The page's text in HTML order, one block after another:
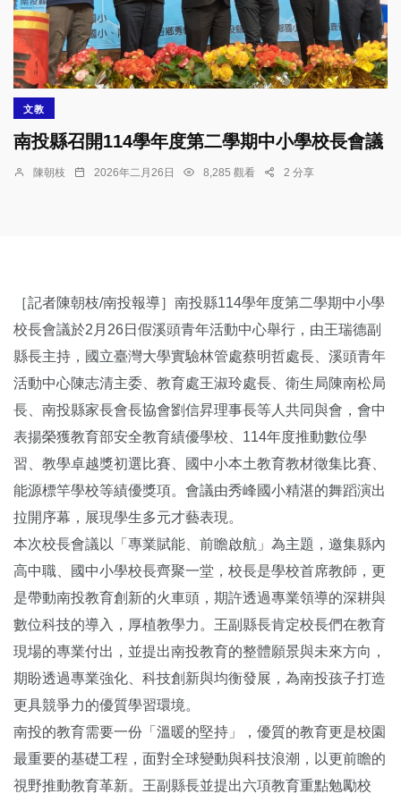
文教
南投縣召開114學年度第二學期中小學校長會議
陳朝枝 2026年二月26日 8,285 觀看 2 分享
［記者陳朝枝/南投報導］南投縣114學年度第二學期中小學
校長會議於2月26日假溪頭青年活動中心舉行，由王瑞德副
縣長主持，國立臺灣大學實驗林管處蔡明哲處長、溪頭青年
活動中心陳志清主委、教育處王淑玲處長、衛生局陳南松局
長、南投縣家長會長協會劉信昇理事長等人共同與會，會中
表揚榮獲教育部安全教育績優學校、114年度推動數位學
習、教學卓越獎初選比賽、國中小本土教育教材徵集比賽、
能源標竿學校等績優獎項。會議由秀峰國小精湛的舞蹈演出
拉開序幕，展現學生多元才藝表現。
本次校長會議以「專業賦能、前瞻啟航」為主題，邀集縣內
高中職、國中小學校長齊聚一堂，校長是學校首席教師，更
是帶動南投教育創新的火車頭，期許透過專業領導的深耕與
數位科技的導入，厚植教學力。王副縣長肯定校長們在教育
現場的專業付出，並提出南投教育的整體願景與未來方向，
期盼透過專業強化、科技創新與均衡發展，為南投孩子打造
更具競爭力的優質學習環境。
南投的教育需要一份「溫暖的堅持」，優質的教育更是校園
最重要的基礎工程，面對全球變動與科技浪潮，以更前瞻的
視野推動教育革新。王副縣長並提出六項教育重點勉勵校